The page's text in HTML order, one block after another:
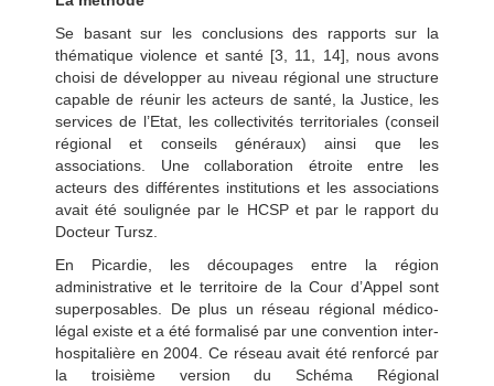
Se basant sur les conclusions des rapports sur la
thématique violence et santé [3, 11, 14], nous avons
choisi de développer au niveau régional une structure
capable de réunir les acteurs de santé, la Justice, les
services de l’Etat, les collectivités territoriales (conseil
régional et conseils généraux) ainsi que les
associations. Une collaboration étroite entre les
acteurs des différentes institutions et les associations
avait été soulignée par le HCSP et par le rapport du
Docteur Tursz.
En Picardie, les découpages entre la région
administrative et le territoire de la Cour d’Appel sont
superposables. De plus un réseau régional médico-
légal existe et a été formalisé par une convention inter-
hospitalière en 2004. Ce réseau avait été renforcé par
la troisième version du Schéma Régional